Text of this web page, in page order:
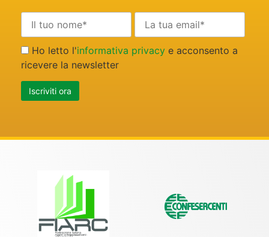
Ho letto l'informativa privacy e acconsento a
ricevere la newsletter